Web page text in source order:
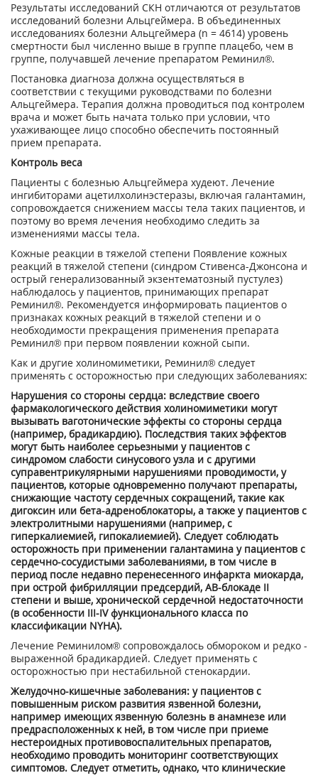
Результаты исследований СКН отличаются от результатов
исследований болезни Альцгеймера. В объединенных
исследованиях болезни Альцгеймера (n = 4614) уровень
смертности был численно выше в группе плацебо, чем в
группе, получавшей лечение препаратом Реминил®.
Постановка диагноза должна осуществляться в
соответствии с текущими руководствами по болезни
Альцгеймера. Терапия должна проводиться под контролем
врача и может быть начата только при условии, что
ухаживающее лицо способно обеспечить постоянный
прием препарата.
Контроль веса
Пациенты с болезнью Альцгеймера худеют. Лечение
ингибиторами ацетилхолинэстеразы, включая галантамин,
сопровождается снижением массы тела таких пациентов, и
поэтому во время лечения необходимо следить за
изменениями массы тела.
Кожные реакции в тяжелой степени Появление кожных
реакций в тяжелой степени (синдром Стивенса-Джонсона и
острый генерализованный экзентематозный пустулез)
наблюдалось у пациентов, принимающих препарат
Реминил®. Рекомендуется информировать пациентов о
признаках кожных реакций в тяжелой степени и о
необходимости прекращения применения препарата
Реминил® при первом появлении кожной сыпи.
Как и другие холиномиметики, Реминил® следует
применять с осторожностью при следующих заболеваниях:
Нарушения со стороны сердца: вследствие своего
фармакологического действия холиномиметики могут
вызывать ваготонические эффекты со стороны сердца
(например, брадикардию). Последствия таких эффектов
могут быть наиболее серьезными у пациентов с
синдромом слабости синусового узла и с другими
суправентрикулярными нарушениями проводимости, у
пациентов, которые одновременно получают препараты,
снижающие частоту сердечных сокращений, такие как
дигоксин или бета-адреноблокаторы, а также у пациентов с
электролитными нарушениями (например, с
гиперкалиемией, гипокалиемией). Следует соблюдать
осторожность при применении галантамина у пациентов с
сердечно-сосудистыми заболеваниями, в том числе в
период после недавно перенесенного инфаркта миокарда,
при острой фибрилляции предсердий, АВ-блокаде II
степени и выше, хронической сердечной недостаточности
(в особенности III-IV функционального класса по
классификации NYHA).
Лечение Реминилом® сопровождалось обмороком и редко -
выраженной брадикардией. Следует применять с
осторожностью при нестабильной стенокардии.
Желудочно-кишечные заболевания: у пациентов с
повышенным риском развития язвенной болезни,
например имеющих язвенную болезнь в анамнезе или
предрасположенных к ней, в том числе при приеме
нестероидных противовоспалительных препаратов,
необходимо проводить мониторинг соответствующих
симптомов. Следует отметить, однако, что клинические